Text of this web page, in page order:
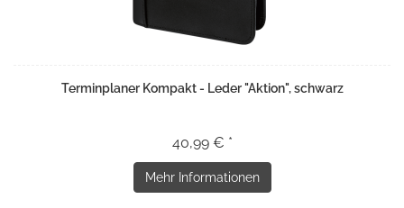
Terminplaner Kompakt - Leder "Aktion", schwarz
40,99 € *
Mehr Informationen